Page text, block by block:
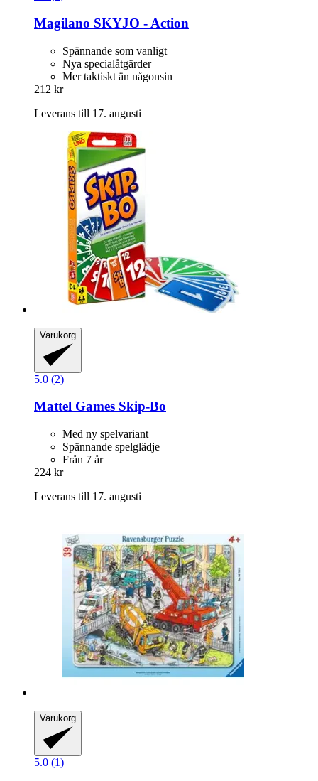
Magilano SKYJO -​ Action
Spännande som vanligt
Nya specialåtgärder
Mer taktiskt än någonsin
212 kr
Leverans till 17. augusti
Varukorg
5.0 (2)
Mattel Games Skip-​Bo
Med ny spelvariant
Spännande spelglädje
Från 7 år
224 kr
Leverans till 17. augusti
Varukorg
5.0 (1)